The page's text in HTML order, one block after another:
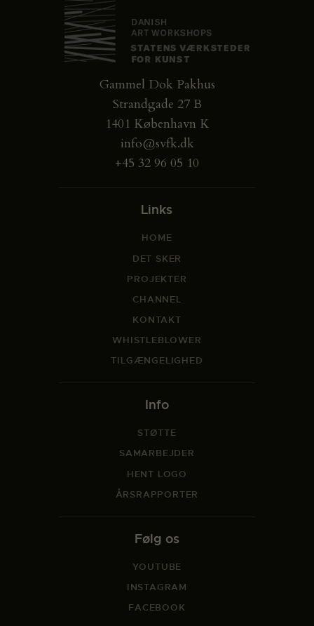
Gammel Dok Pakhus
Strandgade 27 B
1401 København K
info@svfk.dk
+45 32 96 05 10
Links
HOME
DET SKER
PROJEKTER
CHANNEL
KONTAKT
WHISTLEBLOWER
TILGÆNGELIGHED
Info
STØTTE
SAMARBEJDER
HENT LOGO
ÅRSRAPPORTER
Følg os
YOUTUBE
INSTAGRAM
FACEBOOK